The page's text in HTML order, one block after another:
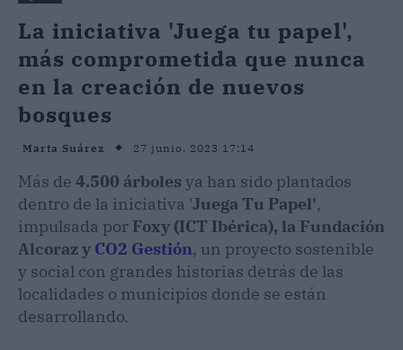
La iniciativa 'Juega tu papel',
más comprometida que nunca
en la creación de nuevos
bosques
Marta Suárez 27 junio, 2023 17:14
Más de 4.500 árboles ya han sido plantados
dentro de la iniciativa 'Juega Tu Papel',
impulsada por Foxy (ICT Ibérica), la Fundación
Alcoraz y CO2 Gestión, un proyecto sostenible
y social con grandes historias detrás de las
localidades o municipios donde se están
desarrollando.